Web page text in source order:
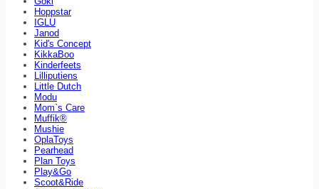
Hoppstar
IGLU
Janod
Kid's Concept
KikkaBoo
Kinderfeets
Lilliputiens
Little Dutch
Modu
Mom`s Care
Muffik®
Mushie
OplaToys
Pearhead
Plan Toys
Play&Go
Scoot&Ride